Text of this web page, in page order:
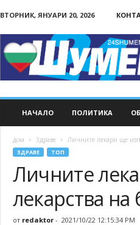
ВТОРНИК, ЯНУАРИ 20, 2026
НАЧАЛО ПОЛИТИКА
дом Здраве Личните лекари ще
ЗДРАВЕ ТОП
Личните
лекарства на
от redaktor- 2021/10/22 12:15:34 PM